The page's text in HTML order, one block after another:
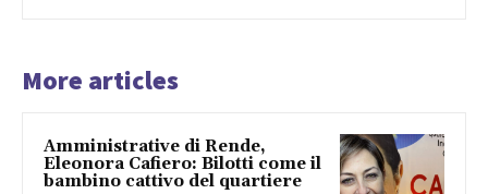
More articles
Amministrative di Rende,
Eleonora Cafiero: Bilotti come il
bambino cattivo del quartiere